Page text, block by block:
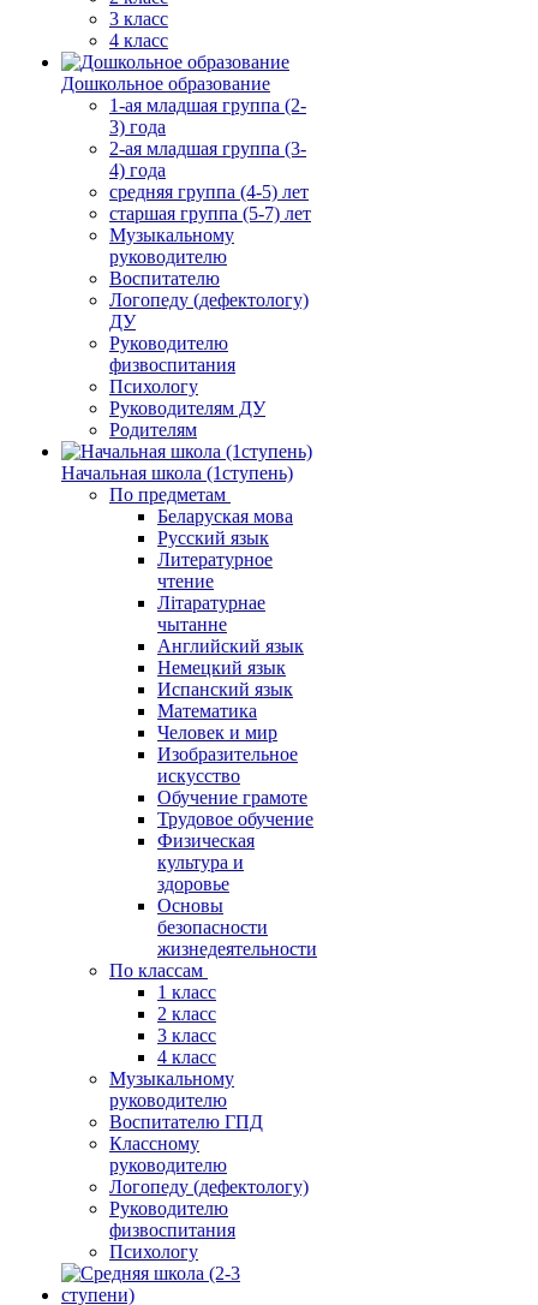
3 класс
4 класс
Дошкольное образование
1-ая младшая группа (2-
3) года
2-ая младшая группа (3-
4) года
средняя группа (4-5) лет
старшая группа (5-7) лет
Музыкальному
руководителю
Воспитателю
Логопеду (дефектологу)
ДУ
Руководителю
физвоспитания
Психологу
Руководителям ДУ
Родителям
Начальная школа (1ступень)
По предметам
Беларуская мова
Русский язык
Литературное
чтение
Літаратурнае
чытанне
Английский язык
Немецкий язык
Испанский язык
Математика
Человек и мир
Изобразительное
искусство
Обучение грамоте
Трудовое обучение
Физическая
культура и
здоровье
Основы
безопасности
жизнедеятельности
По классам
1 класс
2 класс
3 класс
4 класс
Музыкальному
руководителю
Воспитателю ГПД
Классному
руководителю
Логопеду (дефектологу)
Руководителю
физвоспитания
Психологу